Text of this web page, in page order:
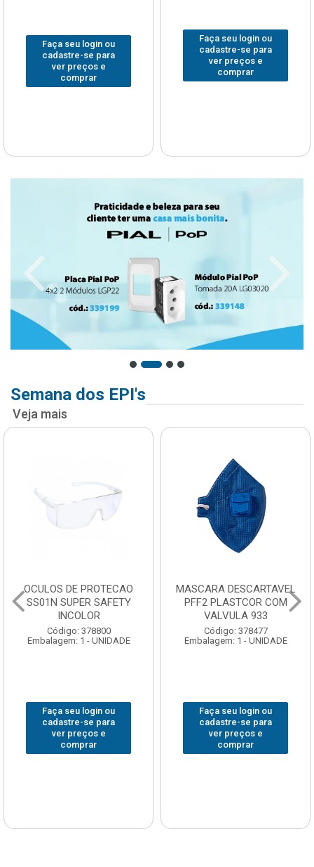
Faça seu login ou
cadastre-se para
ver preços e
comprar
Faça seu login ou
cadastre-se para
ver preços e
comprar
Semana dos EPI's
Veja mais
OCULOS DE PROTECAO
SS01N SUPER SAFETY
INCOLOR
Código: 378800
Embalagem: 1 - UNIDADE
Faça seu login ou
cadastre-se para
ver preços e
comprar
MASCARA DESCARTAVEL
PFF2 PLASTCOR COM
VALVULA 933
Código: 378477
Embalagem: 1 - UNIDADE
Faça seu login ou
cadastre-se para
ver preços e
comprar